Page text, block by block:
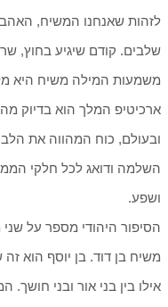
לזהות שאנחנו המשיח,
שלבים. קודם שיגיע בחוץ,
משמעות המילה משיח היא
ארכיטיפ המלך הוא בדיוק
ובעולם, כוח המהווה את
השלמה ודואג לכל חלקי
ושפע.
הסיפור היהודי מספר על
משיח בן דוד. בן יוסף הוא
אילו בין בני אור ובני